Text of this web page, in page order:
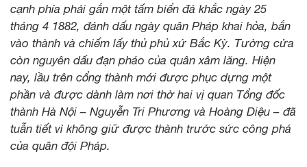
cạnh phía phải gắn một tấm biển đá khắc ngày 25
tháng 4 1882, đánh dấu ngày quân Pháp khai hỏa, bắn
vào thành và chiếm lấy thủ phủ xứ Bắc Kỳ. Tường cửa
còn nguyên dấu đạn pháo của quân xâm lăng. Hiện
nay, lầu trên cổng thành mới được phục dựng một
phần và được dành làm nơi thờ hai vị quan Tổng đốc
thành Hà Nội – Nguyễn Tri Phương và Hoàng Diệu – đã
tuẫn tiết vì không giữ được thành trước sức công phá
của quân đội Pháp.